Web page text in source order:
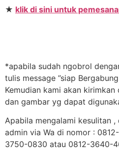
★ klik di sini untuk
*apabila sudah ngobrol
tulis message ”siap
Kemudian kami akan
dan gambar yg dapat
Apabila mengalami kesulitan
admin via Wa di nomor :
3750-0830 atau 0812-3640-